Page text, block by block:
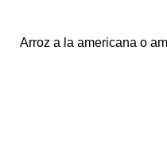
Arroz a la americana o